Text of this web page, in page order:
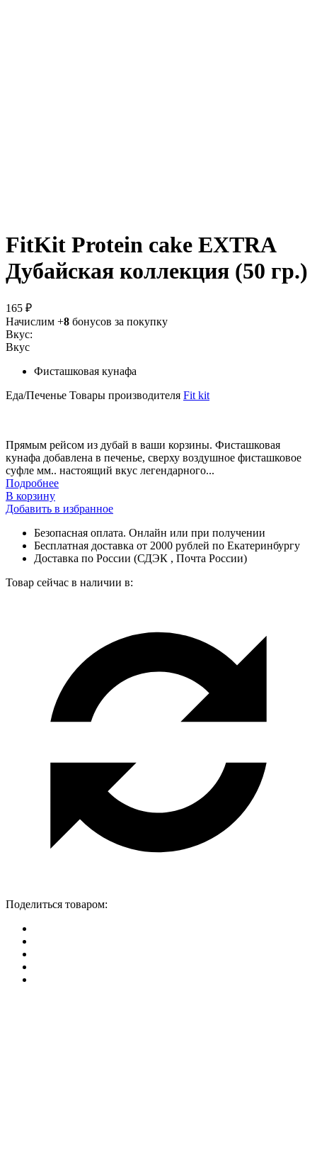
FitKit Protein cake EXTRA
Дубайская коллекция (50 гр.)
165 ₽
Начислим +8 бонусов за покупку
Вкус:
Вкус
Фисташковая кунафа
Еда/Печенье Товары производителя Fit kit
Прямым рейсом из дубай в ваши корзины. Фисташковая
кунафа добавлена в печенье, сверху воздушное фисташковое
суфле мм.. настоящий вкус легендарного...
Подробнее
В корзину
Добавить в избранное
Безопасная оплата. Онлайн или при получении
Бесплатная доставка от 2000 рублей по Екатеринбургу
Доставка по России (СДЭК , Почта России)
Товар сейчас в наличии в:
Поделиться товаром: